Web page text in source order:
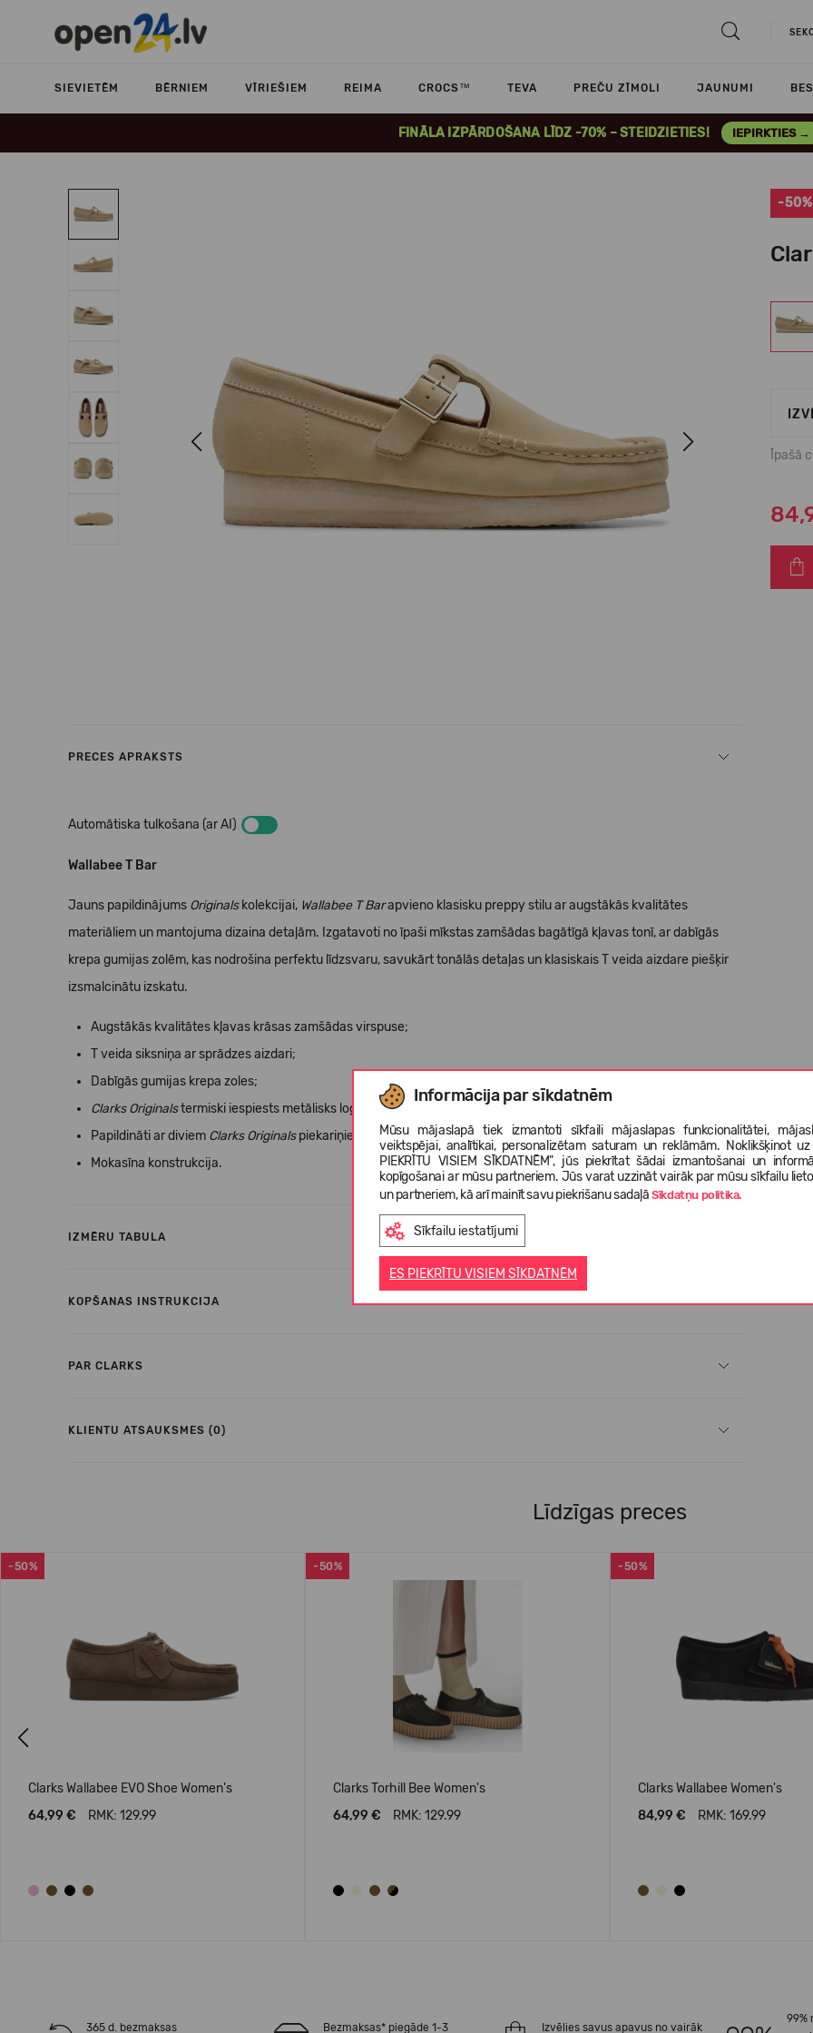
SIEVIETĒM BĒRNIEM VĪRIEŠIEM REIMA CROCS™ TEVA PREČU ZĪMOLI JAUNUMI
FINĀLA IZPĀRDOŠANA LĪDZ -70% – STEIDZIETIES! IEPIRKTIES →
Informācija par sīkdatnēm
Mūsu mājaslapā tiek izmantoti sīkfaili mājaslapas funkcionalitātei,
veiktspējai, analītikai, personalizētam saturam un reklāmām. Noklikšķinot
PIEKRĪTU VISIEM SĪKDATNĒM", jūs piekrītat šādai izmantošanai un
kopīgošanai ar mūsu partneriem. Jūs varat uzzināt vairāk par mūsu sīkfailu
un partneriem, kā arī mainīt savu piekrišanu sadaļāSīkdatņu politika.
Sīkfailu iestatījumi
ES PIEKRĪTU VISIEM SĪKDATNĒM
Previous Next
-50%
Īpašā
PRECES APRAKSTS
Automātiska tulkošana (ar AI)
Wallabee T Bar
Jauns papildinājums Originalskolekcijai, Wallabee T Barapvieno klasisku preppy stilu ar augstākās kvalitātes
materiāliem un mantojuma dizaina detaļām. Izgatavoti no īpaši mīkstas zamšādas bagātīgā kļavas tonī, ar dabīgās
krepa gumijas zolēm, kas nodrošina perfektu līdzsvaru, savukārt tonālās detaļas un klasiskais T veida aizdare piešķir
izsmalcinātu izskatu.
Augstākās kvalitātes kļavas krāsas zamšādas virspuse;
T veida siksniņa ar sprādzes aizdari;
Dabīgās gumijas krepa zoles;
Clarks Originalstermiski iespiests metālisks logotips uz iekšzoles;
Papildināti ar diviem Clarks Originalspiekariņiem;
Mokasīna konstrukcija.
IZMĒRU TABULA
KOPŠANAS INSTRUKCIJA
PAR CLARKS
KLIENTU ATSAUKSMES (0)
Līdzīgas preces
-50%
Clarks Wallabee EVO Shoe Women's
64,99 €
RMK: 129.99
-50%
Clarks Torhill Bee Women's
64,99 €
RMK: 129.99
-50%
Clarks Wallabee Women's
84,99 €
RMK: 169.99
365 d. bezmaksas Bezmaksas* piegāde 1-3 Izvēlies savus apavus no vairāk
99%